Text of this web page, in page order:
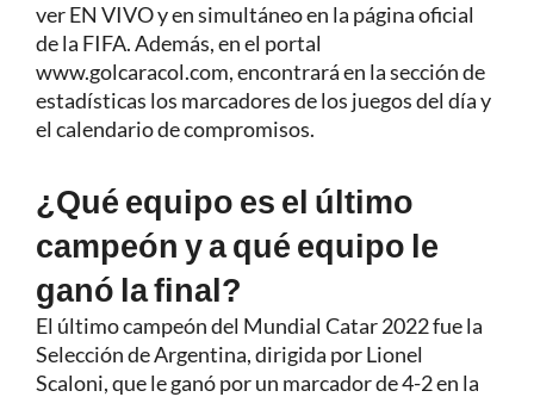
ver EN VIVO y en simultáneo en la página oficial
de la FIFA. Además, en el portal
www.golcaracol.com, encontrará en la sección de
estadísticas los marcadores de los juegos del día y
el calendario de compromisos.
¿Qué equipo es el último
campeón y a qué equipo le
ganó la final?
El último campeón del Mundial Catar 2022 fue la
Selección de Argentina, dirigida por Lionel
Scaloni, que le ganó por un marcador de 4-2 en la